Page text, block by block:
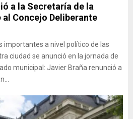
a la Secretaría de la
Concejo Deliberante
importantes a nivel político de las
ciudad se anunció en la jornada de
municipal: Javier Braña renunció a